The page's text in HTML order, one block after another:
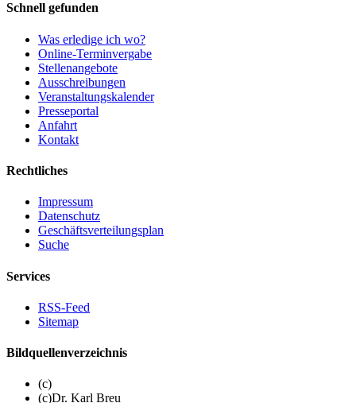
Schnell gefunden
Was erledige ich wo?
Online-Terminvergabe
Stellenangebote
Ausschreibungen
Veranstaltungskalender
Presseportal
Anfahrt
Kontakt
Rechtliches
Impressum
Datenschutz
Geschäftsverteilungsplan
Suche
Services
RSS-Feed
Sitemap
Bildquellenverzeichnis
(c)
(c)Dr. Karl Breu